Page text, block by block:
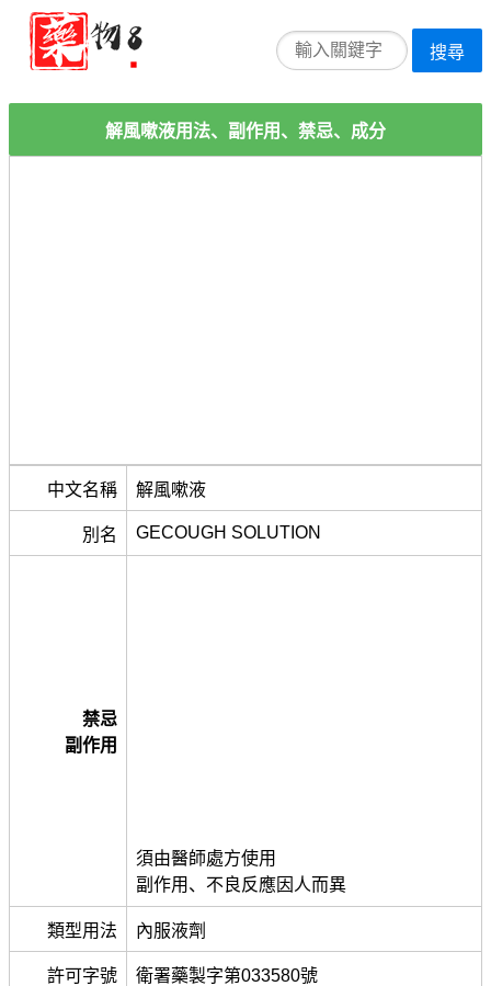
搜尋
解風嗽液用法、副作用、禁忌、成分
中文名稱 解風嗽液
別名 GECOUGH SOLUTION
禁忌
副作用
須由醫師處方使用
副作用、不良反應因人而異
類型用法 內服液劑
許可字號 衛署藥製字第033580號